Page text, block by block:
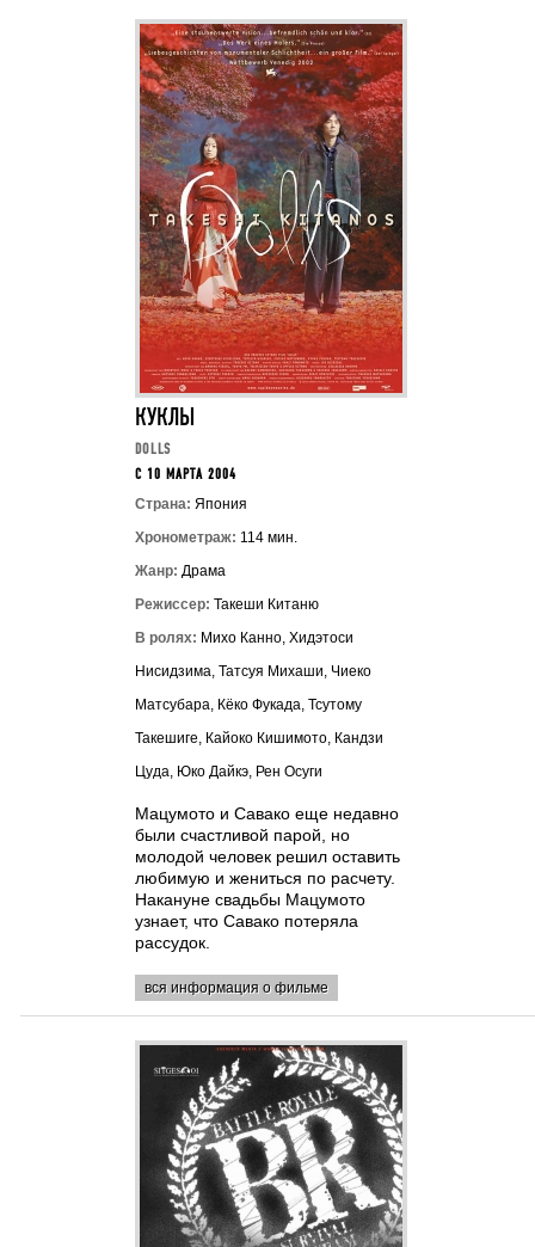
КУКЛЫ
DOLLS
C 10 МАРТА 2004
Страна: Япония
Хронометраж: 114 мин.
Жанр: Драма
Режиссер: Такеши Китаню
В ролях: Михо Канно, Хидэтоси
Нисидзима, Татсуя Михаши, Чиеко
Матсубара, Кёко Фукада, Тсутому
Такешиге, Кайоко Кишимото, Кандзи
Цуда, Юко Дайкэ, Рен Осуги
Мацумото и Савако еще недавно
были счастливой парой, но
молодой человек решил оставить
любимую и жениться по расчету.
Накануне свадьбы Мацумото
узнает, что Савако потеряла
рассудок.
вся информация о фильме